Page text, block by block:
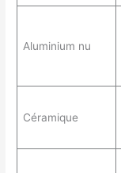
Aluminium nu
Céramique